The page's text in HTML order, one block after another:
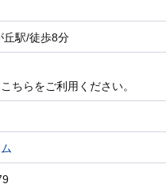
丘駅/徒歩8分
ちらをご利用ください。